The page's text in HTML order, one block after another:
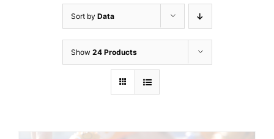
Sort by Data
Show 24 Products